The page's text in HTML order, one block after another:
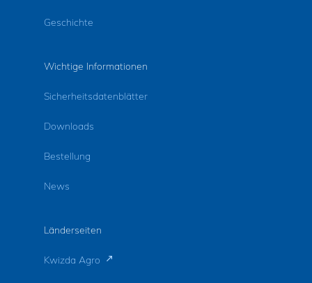
Geschichte
Wichtige Informationen
Sicherheitsdatenblätter
Downloads
Bestellung
News
Länderseiten
Kwizda Agro